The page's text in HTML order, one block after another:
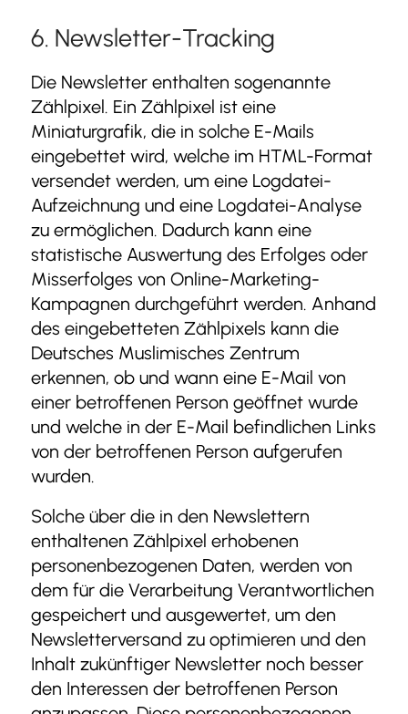
6. Newsletter-Tracking
Die Newsletter enthalten sogenannte
Zählpixel. Ein Zählpixel ist eine
Miniaturgrafik, die in solche E-Mails
eingebettet wird, welche im HTML-Format
versendet werden, um eine Logdatei-
Aufzeichnung und eine Logdatei-Analyse
zu ermöglichen. Dadurch kann eine
statistische Auswertung des Erfolges oder
Misserfolges von Online-Marketing-
Kampagnen durchgeführt werden. Anhand
des eingebetteten Zählpixels kann die
Deutsches Muslimisches Zentrum
erkennen, ob und wann eine E-Mail von
einer betroffenen Person geöffnet wurde
und welche in der E-Mail befindlichen Links
von der betroffenen Person aufgerufen
wurden.
Solche über die in den Newslettern
enthaltenen Zählpixel erhobenen
personenbezogenen Daten, werden von
dem für die Verarbeitung Verantwortlichen
gespeichert und ausgewertet, um den
Newsletterversand zu optimieren und den
Inhalt zukünftiger Newsletter noch besser
den Interessen der betroffenen Person